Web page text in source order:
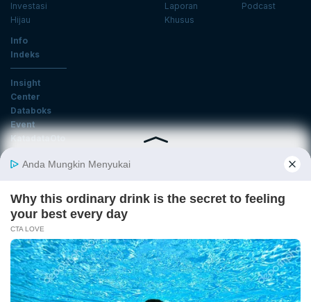
Investasi
Hijau
Laporan
Khusus
Podcast
Info
Indeks
Insight
Center
Databoks
Event
KatadataOto
Email
Daftar
Tentang Katadata Advertising Karier
Pedoman Media Siber